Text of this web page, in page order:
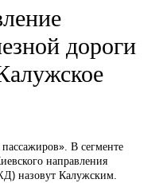
дороги
В сегменте
направления
назовут Калужским.